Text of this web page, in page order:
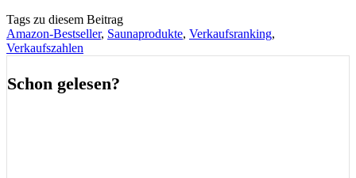
Tags zu diesem Beitrag
Amazon-Bestseller, Saunaprodukte, Verkaufsranking,
Verkaufszahlen
Schon gelesen?